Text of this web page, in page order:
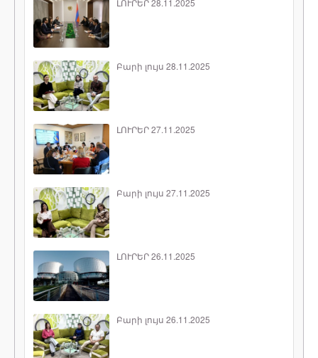
ԼՈՒՐԵՐ 28.11.2025
Բարի լույս 28.11.2025
ԼՈՒՐԵՐ 27.11.2025
Բարի լույս 27.11.2025
ԼՈՒՐԵՐ 26.11.2025
Բարի լույս 26.11.2025